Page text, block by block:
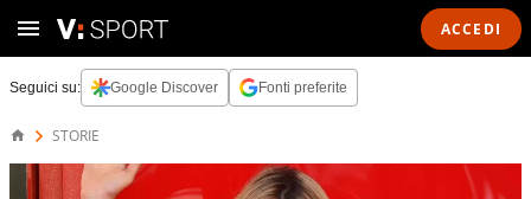
ACCEDI
Seguici su: Google Discover Fonti preferite
STORIE